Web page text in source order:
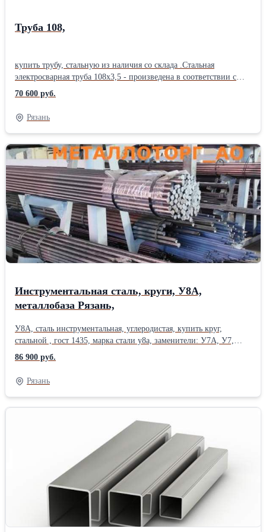
Труба 108,
купить трубу, стальную из наличия со склада .Стальная
электросварная труба 108х3,5 - произведена в соответствии с
ГОСТ 10704-91, или ГОСТ 10705-80. Купить трубу 108х3,5, ЭС
вы можете оптом и в розницу. Минимальный объем отгрузки -
от одной трубы. Характеристика товара Труба стальная ,
электросварная. ЭС,108х3,5 мм;Толщина трубы :3,5 мм;
Наружный диаметр : 108 мм;Внутренний диаметр : 104,5
мм;Длина трубы: 12 м;Масса 1метра : 9,02 кг;метров в тонне :
110,86 м; используют для создания систем водопровода и
газовых сетей магистрального и иного различного характера.
Однако у этой продукции есть и другие возможности для
использования – прокладка коммуникаций, отопительных
систем. Труба ЭС 108 применяется на стойплощадках – особенно
при создании готовых блоков.Производитель: Северсталь
Наружный диаметр: 108 мм Марка стали: Ст 20 Страна-
производитель: Россия Форма сечения: Круглая Способ
изготовления: Сварная
70 600 руб.
Рязань
Инструментальная сталь, круги, У8А,
металлобаза Рязань,
У8А, сталь инструментальная, углеродистая, купить круг,
стальной , гост 1435, марка стали у8а, заменители: У7А, У7,
У10А, У10. Диаметр круга, от 12 мм до 350 мм , длина до 6 м,
круг купить , цена за тн, вес круга, прайс лист, уточняйте у
менеджера. Резка круга, в размер, с высокой точностью ,
пакетная резка на станках ЧПУ, отгрузка части круга,
изготовление заготовок, 9ХС, 65г, ст20, ст35, ст20Х, ст3, ст40Х,
12хн3а, 40хн2ма, шестигранники, калиброванные круги,
Сертификат на металл. Есть склады в 50 городах России.
Поковки ,круглые, диаметр до 650 мм, Инструментальная сталь
,У8, и У8А, относится к классу ножевых и применяется для
создания клинков и лезвий. Её отличает повышенная прочность,
благодаря чему сплав востребован при изготовлении режущих
инструментов, включая бытовые ножи. Продажа металлопроката
на экспорт, без НДС, отгрузки в Казахстан, Беларусь, Армению,
Грузию; Применение стали: для инструмента, без разогрева
86 900 руб.
Рязань